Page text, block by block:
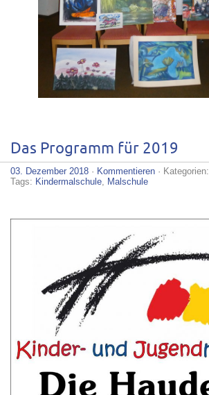
Das Programm für 2019
03. Dezember 2018 · Kommentieren · Kategorien:
Tags: Kindermalschule, Malschule